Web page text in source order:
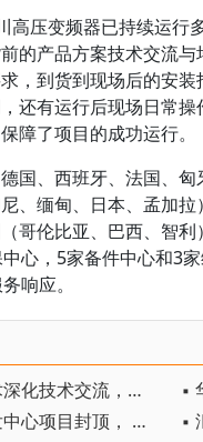
高压变频器已持续运
的产品方案技术交流
，到货到现场后的安
还有运行后现场日常
障了项目的成功运行。
国、西班牙、法国、
、缅甸、日本、孟加
哥伦比亚、巴西、智
心，5家备件中心和3
响应。
▪ 依必安派特携手汇川技术深化技术交流，共探产业创新未来
▪ 汇川技术西部总部及研发中心项目封顶， 西安研产一体化布局再启新程